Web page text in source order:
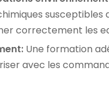
susceptibles
correctement les
Une formation
avec les